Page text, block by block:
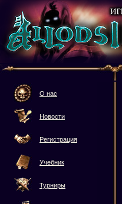
О нас
Новости
Регистрация
Учебник
Турниры